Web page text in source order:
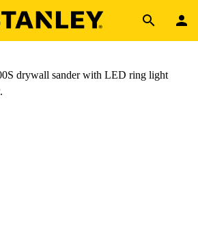
Skip to main content